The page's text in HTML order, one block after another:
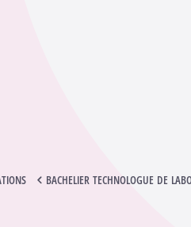
BACHELIER TECHNOLOGUE DE